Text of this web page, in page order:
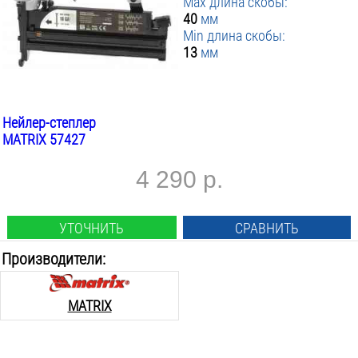
40 мм
Min длина скобы:
13 мм
Нейлер-степлер
MATRIX 57427
4 290 р.
УТОЧНИТЬ СРАВНИТЬ
Производители:
MATRIX